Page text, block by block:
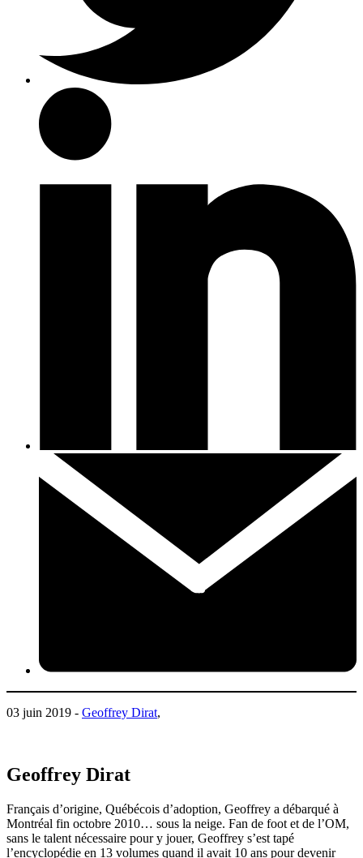
03 juin 2019 - Geoffrey Dirat,
Geoffrey Dirat
Français d’origine, Québécois d’adoption, Geoffrey a débarqué à
Montréal fin octobre 2010… sous la neige. Fan de foot et de l’OM,
sans le talent nécessaire pour y jouer, Geoffrey s’est tapé
l’encyclopédie en 13 volumes quand il avait 10 ans pour devenir